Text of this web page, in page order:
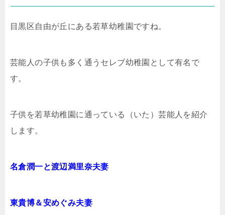
目黒区自由が丘にある若草幼稚園ですね。
芸能人の子供も多く通うセレブ幼稚園として有名で
す。
子供を若草幼稚園に通っている（いた）芸能人を紹介
します。
名倉潤一と渡辺満里奈夫妻
東貴博＆安めぐみ夫妻